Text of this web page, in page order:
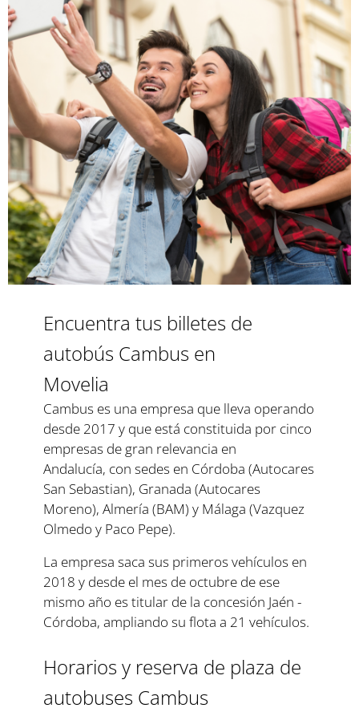
Encuentra tus billetes de
autobús Cambus en
Movelia
Cambus es una empresa que lleva operando
desde 2017 y que está constituida por cinco
empresas de gran relevancia en
Andalucía, con sedes en Córdoba (Autocares
San Sebastian), Granada (Autocares
Moreno), Almería (BAM) y Málaga (Vazquez
Olmedo y Paco Pepe).
La empresa saca sus primeros vehículos en
2018 y desde el mes de octubre de ese
mismo año es titular de la concesión Jaén -
Córdoba, ampliando su flota a 21 vehículos.
Horarios y reserva de plaza de
autobuses Cambus